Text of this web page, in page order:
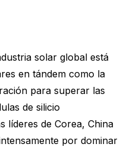
solar global está
en tándem como la
para superar las
de silicio
líderes de Corea, China
por dominar